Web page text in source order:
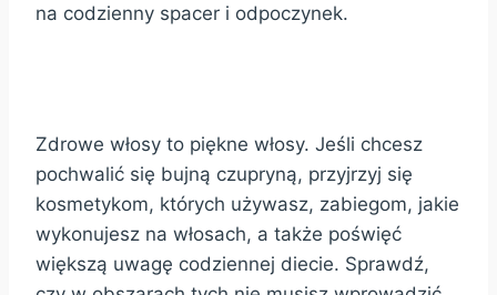
na codzienny spacer i odpoczynek.
Zdrowe włosy to piękne włosy. Jeśli chcesz
pochwalić się bujną czupryną, przyjrzyj się
kosmetykom, których używasz, zabiegom, jakie
wykonujesz na włosach, a także poświęć
większą uwagę codziennej diecie. Sprawdź,